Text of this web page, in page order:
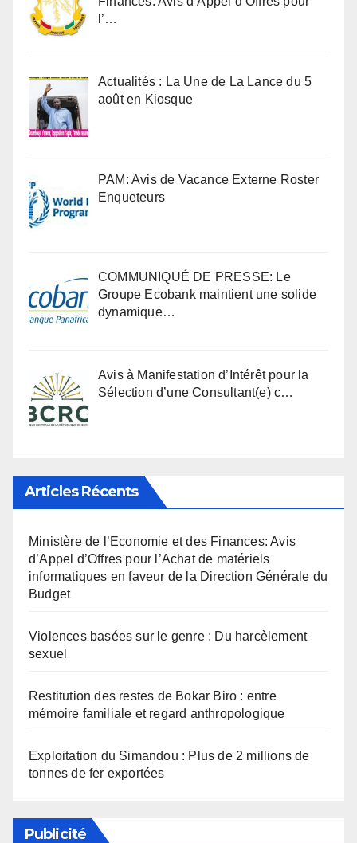
l’…
Actualités : La Une de La Lance du 5
août en Kiosque
PAM: Avis de Vacance Externe Roster
Enqueteurs
COMMUNIQUÉ DE PRESSE: Le
Groupe Ecobank maintient une solide
dynamique…
Avis à Manifestation d’Intérêt pour la
Sélection d’une Consultant(e) c…
Articles Récents
Ministère de l’Economie et des Finances: Avis
d’Appel d’Offres pour l’Achat de matériels
informatiques en faveur de la Direction Générale du
Budget
Violences basées sur le genre : Du harcèlement
sexuel
Restitution des restes de Bokar Biro : entre
mémoire familiale et regard anthropologique
Exploitation du Simandou : Plus de 2 millions de
tonnes de fer exportées
Publicité